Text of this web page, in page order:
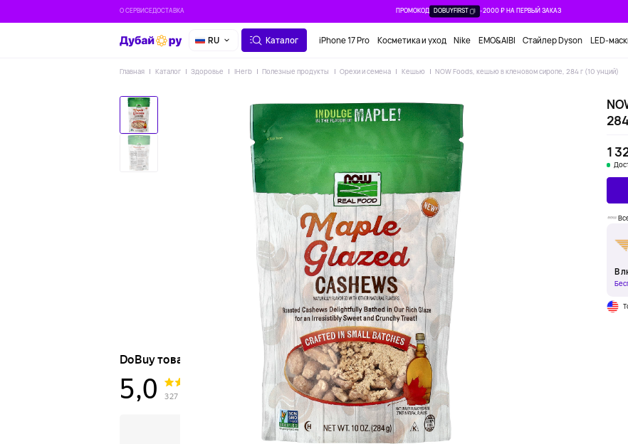
О СЕРВИСЕДОСТАВКА ПРОМОКОД DOBUYFIRST -2000 ₽ НА ПЕРВЫЙ ЗАКАЗ
RU Каталог iPhone 17 Pro Косметика и уход Nike EMO&AIBI Стайлер Dyson LED-
Главная Каталог Здоровье IHerb Полезные продукты Орехи и семена Кешью NOW Foods, кешью в кленовом сиропе, 284 г (10 унций)
1
В